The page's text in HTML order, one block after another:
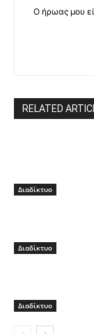
Ο ήρωας μου
RELATED
Διαδίκτυο
Διαδίκτυο
Διαδίκτυο